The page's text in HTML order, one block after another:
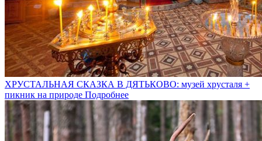
ХРУСТАЛЬНАЯ СКАЗКА В ДЯТЬКОВО: музей хрусталя +
пикник на природе Подробнее